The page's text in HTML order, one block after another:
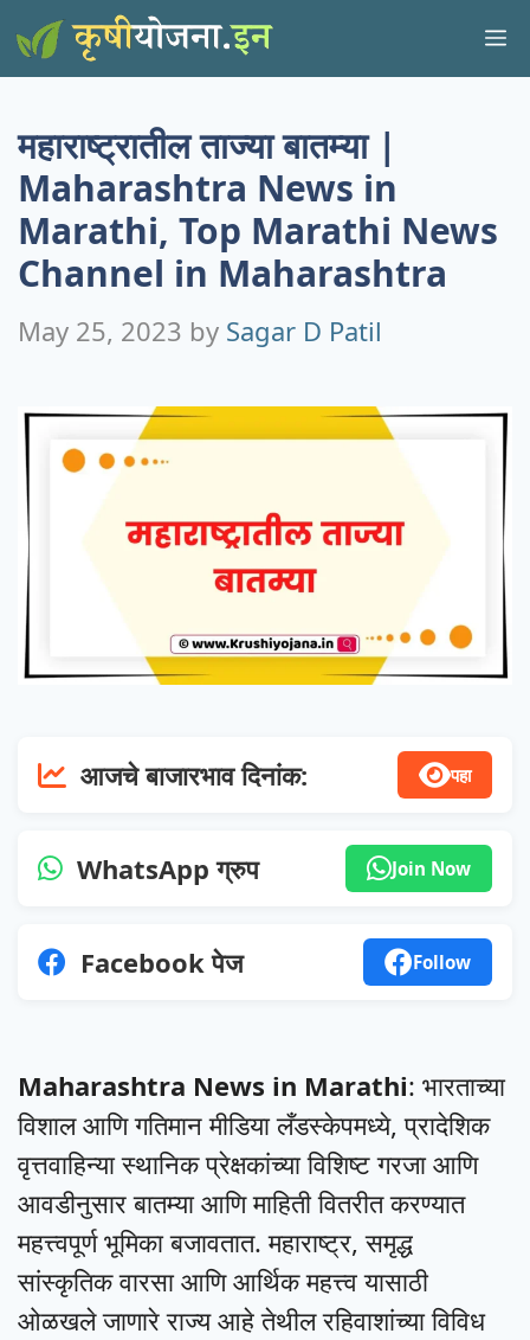
Skip
to
महाराष्ट्रातील ताज्या बातम्या |
Maharashtra News in
Marathi, Top Marathi News
Channel in Maharashtra
May 25, 2023 by Sagar D Patil
आजचे बाजारभाव दिनांक: पहा
WhatsApp ग्रुप Join Now
Facebook पेज Follow
Maharashtra News in Marathi: भारताच्या
विशाल आणि गतिमान मीडिया लँडस्केपमध्ये, प्रादेशिक
वृत्तवाहिन्या स्थानिक प्रेक्षकांच्या विशिष्ट गरजा आणि
आवडीनुसार बातम्या आणि माहिती वितरीत करण्यात
महत्त्वपूर्ण भूमिका बजावतात. महाराष्ट्र, समृद्ध
सांस्कृतिक वारसा आणि आर्थिक महत्त्व यासाठी
ओळखले जाणारे राज्य आहे तेथील रहिवाशांच्या विविध